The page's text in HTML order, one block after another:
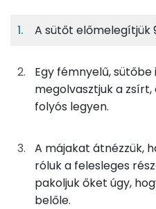
12%
50glibazsír
1gfokhagyma
Összesen
Egy
6
12%
Fehérje
2%
Szénhidrát
Foszfor
Nátrium
A sütőt előmelegítjük
Egy fémnyelű,
megolvasztjuk a
folyós legyen.
A májakat átnézzük,
róluk a felesleges
pakoljuk őket úgy,
belőle.